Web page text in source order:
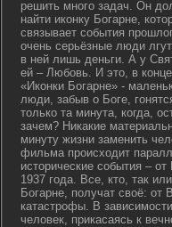
решить много задач. Он
найти иконку Богарне,
связывает события
очень серьёзные люди
в ней лишь деньги. А у
ей – Любовь. И это, в
«Иконки Богарне» -
люди, забыв о Боге,
только та минута, когда,
зачем? Никакие
минуту жизни заменить
фильма происходит
исторические события –
1937 года. Все, кто, так
Богарне, получат своё:
катастрофы. В
человек, прикасаясь к